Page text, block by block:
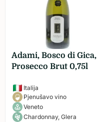
Adami, Bosco di Gica,
Prosecco Brut 0,75l
Italija
Pjenušavo vino
Veneto
Chardonnay, Glera